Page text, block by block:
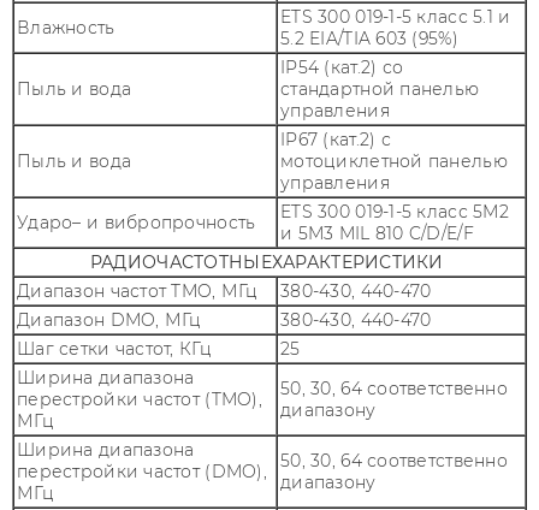
Влажность
ETS 300 019-1-5 класс 5.1 и
5.2 EIA/TIA 603 (95%)
Пыль и вода
IP54 (кат.2) со
стандартной панелью
управления
Пыль и вода
IP67 (кат.2) с
мотоциклетной панелью
управления
Ударо– и вибропрочность
ETS 300 019-1-5 класс 5M2
и 5M3 MIL 810 C/D/E/F
РАДИОЧАСТОТНЫЕХАРАКТЕРИСТИКИ
Диапазон частот TMO, МГц
380-430, 440-470
Диапазон DMO, МГц
380-430, 440-470
Шаг сетки частот, КГц
25
Ширина диапазона
перестройки частот (TMO),
МГц
50, 30, 64 соответственно
диапазону
Ширина диапазона
перестройки частот (DMO),
МГц
50, 30, 64 соответственно
диапазону